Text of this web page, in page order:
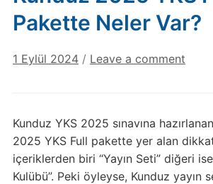
Pakette Neler Var?
1 Eylül 2024 / Leave a comment
Kunduz YKS 2025 sınavına
2025 YKS Full pakette yer alan
içeriklerden biri “Yayın Seti” diğeri
Kulübü”. Peki öyleyse, Kunduz yayın